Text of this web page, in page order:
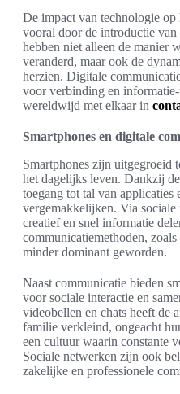
De impact van technologie
vooral door de introductie van
hebben niet alleen de manier
veranderd, maar ook de
herzien. Digitale
voor verbinding en
wereldwijd met elkaar in
Smartphones en digitale
Smartphones zijn uitgegroeid
het dagelijks leven. Dankzij
toegang tot tal van
vergemakkelijken. Via
creatief en snel informatie
communicatiemethoden,
minder dominant geworden.
Naast communicatie bieden
voor sociale interactie en
videobellen en chats heeft de
familie verkleind, ongeacht
een cultuur waarin constante
Sociale netwerken zijn ook
zakelijke en professionele